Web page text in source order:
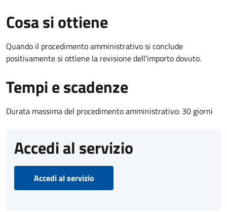
Cosa si ottiene
Quando il procedimento amministrativo si conclude
positivamente si ottiene la revisione dell'importo dovuto.
Tempi e scadenze
Durata massima del procedimento amministrativo: 30 giorni
Accedi al servizio
Accedi al servizio